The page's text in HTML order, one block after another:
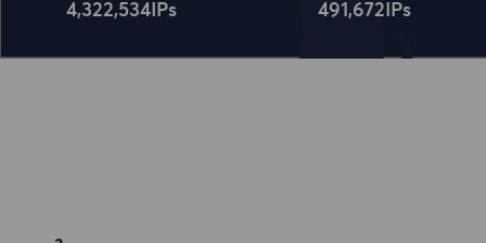
4,322,534 IPs 491,672 IPs